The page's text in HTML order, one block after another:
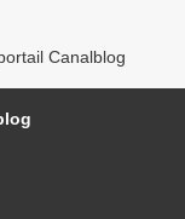
Canalblog